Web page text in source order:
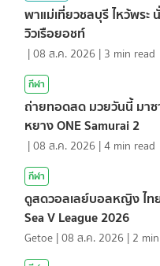
พาแม่เที่ยวชลบุรี ไหว้พระ นั่งคาเฟ่ริมทะเล ชม
วิวเรือยอชท์
|08 ส.ค. 2026 | 3 min read
กีฬา
ถ่ายทอดสด มวยวันนี้ มาซ
หยาง ONE Samurai 2
|08 ส.ค. 2026 |4 min read
กีฬา
ดูสดวอลเลย์บอลหญิง ไท
Sea V League 2026
Getoe |08 ส.ค. 2026 | 2